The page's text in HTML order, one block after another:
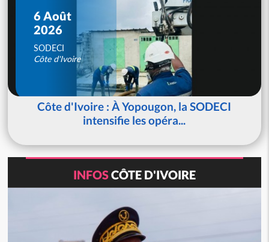
6 Août
2026
SODECI
Côte d'Ivoire
Côte d'Ivoire : À Yopougon, la SODECI
intensifie les opéra...
INFOSCÔTE D'IVOIRE